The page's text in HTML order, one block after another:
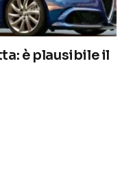
è plausibile il